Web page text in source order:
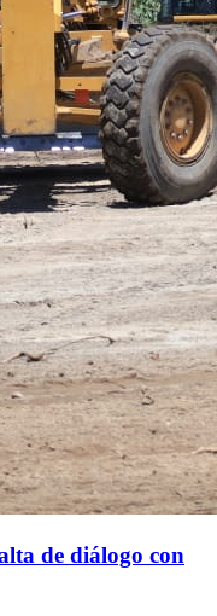
de diálogo con